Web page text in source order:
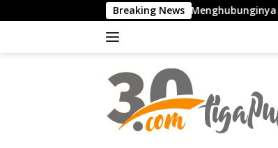
ke
Breaking News
Lengkap Cara Menghubunginya Kaldik